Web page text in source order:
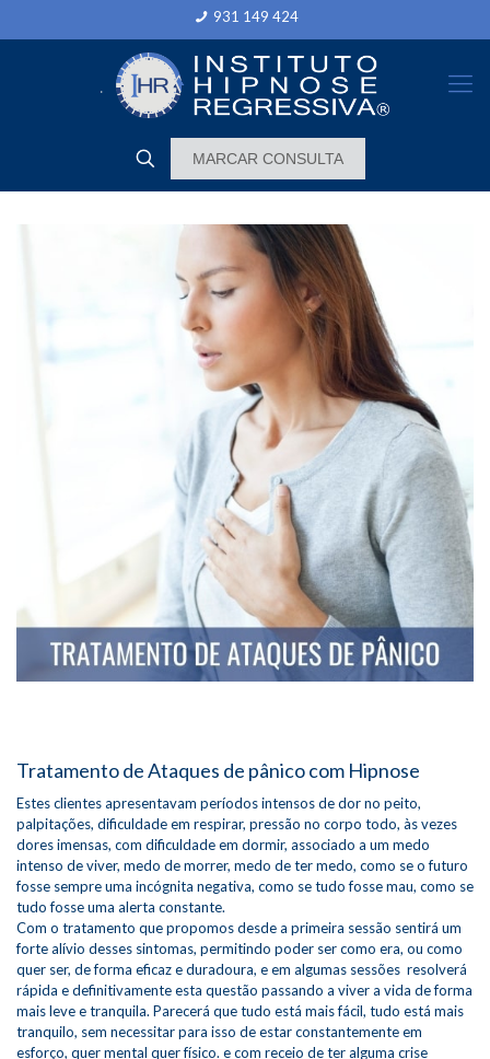
931 149 424
MARCAR CONSULTA
Tratamento de Ataques de pânico com Hipnose
Estes clientes apresentavam períodos intensos de dor no peito,
palpitações, dificuldade em respirar, pressão no corpo todo, às vezes
dores imensas, com dificuldade em dormir, associado a um medo
intenso de viver, medo de morrer, medo de ter medo, como se o futuro
fosse sempre uma incógnita negativa, como se tudo fosse mau, como se
tudo fosse uma alerta constante.
Com o tratamento que propomos desde a primeira sessão sentirá um
forte alívio desses sintomas, permitindo poder ser como era, ou como
quer ser, de forma eficaz e duradoura, e em algumas sessões resolverá
rápida e definitivamente esta questão passando a viver a vida de forma
mais leve e tranquila. Parecerá que tudo está mais fácil, tudo está mais
tranquilo, sem necessitar para isso de estar constantemente em
esforço, quer mental quer físico. e com receio de ter alguma crise